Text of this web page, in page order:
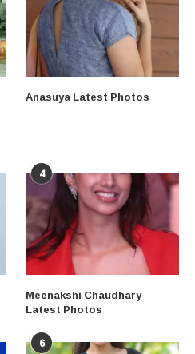
Anasuya Latest Photos
4
Meenakshi Chaudhary
Latest Photos
6